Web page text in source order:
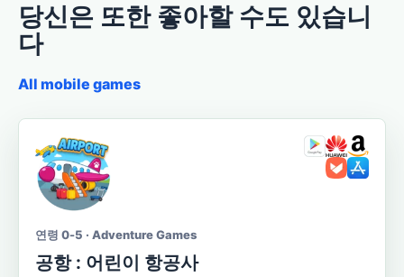
당신은 또한 좋아할 수도 있습니
다
All mobile games
연령 0-5 · Adventure Games
공항 : 어린이 항공사